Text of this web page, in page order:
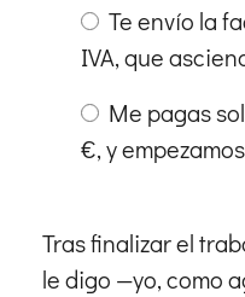
Te envío la
IVA, que
Me pagas
€, y
Tras finalizar el
le digo —yo, como